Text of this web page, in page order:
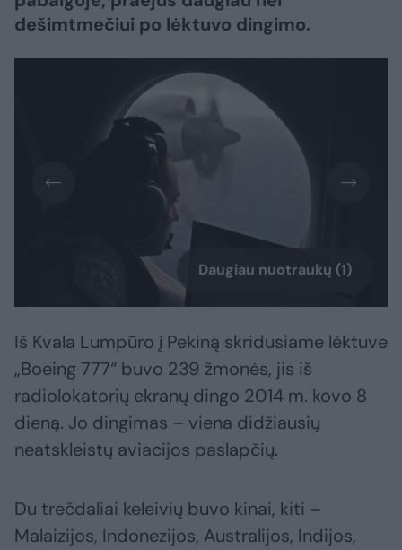
dešimtmečiui po lėktuvo dingimo.
Daugiau nuotraukų (1)
Iš Kvala Lumpūro į Pekiną skridusiame lėktuve
„Boeing 777“ buvo 239 žmonės, jis iš
radiolokatorių ekranų dingo 2014 m. kovo 8
dieną. Jo dingimas – viena didžiausių
neatskleistų aviacijos paslapčių.
Du trečdaliai keleivių buvo kinai, kiti –
Malaizijos, Indonezijos, Australijos, Indijos,